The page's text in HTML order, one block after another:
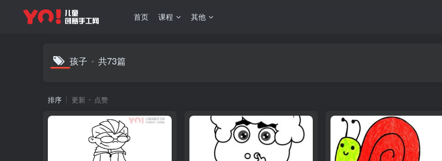
首页 课程 其他
孩子 共73篇
排序 更新 点赞